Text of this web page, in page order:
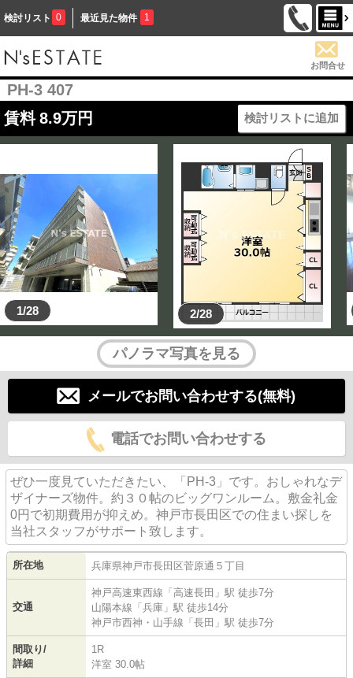
検討リスト 0 最近見た物件 1
お問合せ
PH-3 407
賃料 8.9万円 検討リストに追加
1/28 2/28
パノラマ写真を見る
メールでお問い合わせする(無料)
電話でお問い合わせする
ぜひ一度見ていただきたい、「PH-3」です。おしゃれなデ
ザイナーズ物件。約３０帖のビッグワンルーム。敷金礼金
0円で初期費用が抑えめ。神戸市長田区での住まい探しを
当社スタッフがサポート致します。
所在地 兵庫県神戸市長田区菅原通 ５丁目
交通
神戸高速東西線 「 高速長田 」駅 徒歩7分
山陽本線 「 兵庫 」駅 徒歩14分
神戸市西神・山手線 「 長田 」駅 徒歩7分
間取り/
詳細
1R
洋室 30.0帖